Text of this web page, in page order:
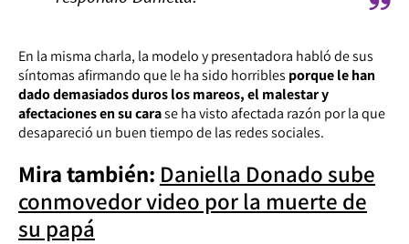
En la misma charla, la modelo y presentadora habló de sus
síntomas afirmando que le ha sido horribles porque le han
dado demasiados duros los mareos, el malestar y
afectaciones en su carase ha visto afectada razón por la que
desapareció un buen tiempo de las redes sociales.
Mira también: Daniella Donado sube
conmovedor video por la muerte de
su papá